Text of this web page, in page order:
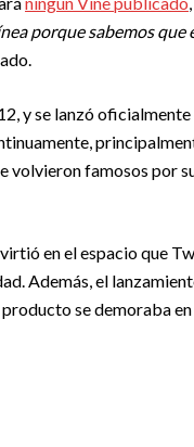
porque sabemos
y se lanzó
volvieron famosos por
en el espacio que
Además, el
se demoraba